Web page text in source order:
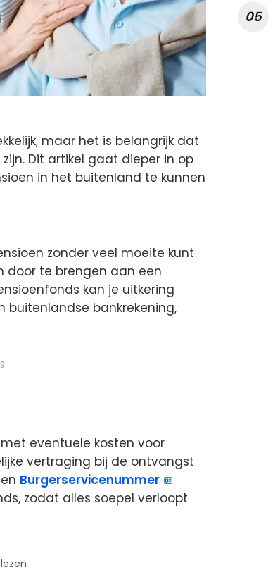
maar het is belangrijk dat
Dit artikel gaat dieper in op
in het buitenland te kunnen
zonder veel moeite kunt
door te brengen aan een
kan je uitkering
buitenlandse bankrekening,
eventuele kosten voor
vertraging bij de ontvangst
Burgerservicenummer
zodat alles soepel verloopt